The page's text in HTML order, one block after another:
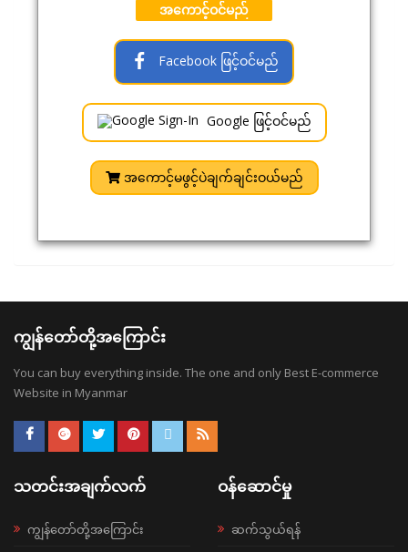
အကောင့်ဝင်မည်
Facebook ဖြင့်ဝင်မည်
Google ဖြင့်ဝင်မည်
အကောင့်မဖွင့်ပဲချက်ချင်းဝယ်မည်
ကျွန်တော်တို့အကြောင်း
You can buy everything inside. The one and only Best E-commerce
Website in Myanmar
သတင်းအချက်လက်
ကျွန်တော်တို့အကြောင်း
ဝန်ဆောင်မှု
ဆက်သွယ်ရန်